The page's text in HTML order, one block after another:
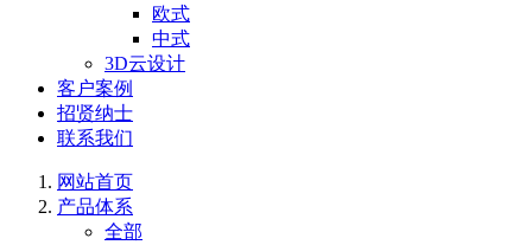
欧式
中式
3D云设计
客户案例
招贤纳士
联系我们
网站首页
产品体系
全部